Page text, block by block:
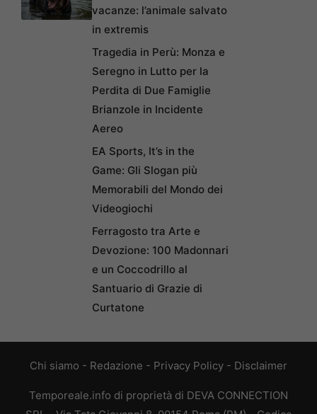
vacanze: l’animale salvato
in extremis
Tragedia in Perù: Monza e
Seregno in Lutto per la
Perdita di Due Famiglie
Brianzole in Incidente
Aereo
EA Sports, It’s in the
Game: Gli Slogan più
Memorabili del Mondo dei
Videogiochi
Ferragosto tra Arte e
Devozione: 100 Madonnari
e un Coccodrillo al
Santuario di Grazie di
Curtatone
Chi siamo - Redazione - Privacy Policy - Disclaimer
Temporeale.info di proprietà di DEVA CONNECTION